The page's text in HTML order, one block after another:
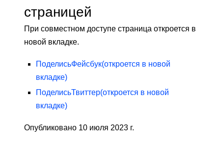
страницей
При совместном доступе страница откроется в
новой вкладке.
ПоделисьФейсбук(откроется в новой
вкладке)
ПоделисьТвиттер(откроется в новой
вкладке)
Опубликовано 10 июля 2023 г.